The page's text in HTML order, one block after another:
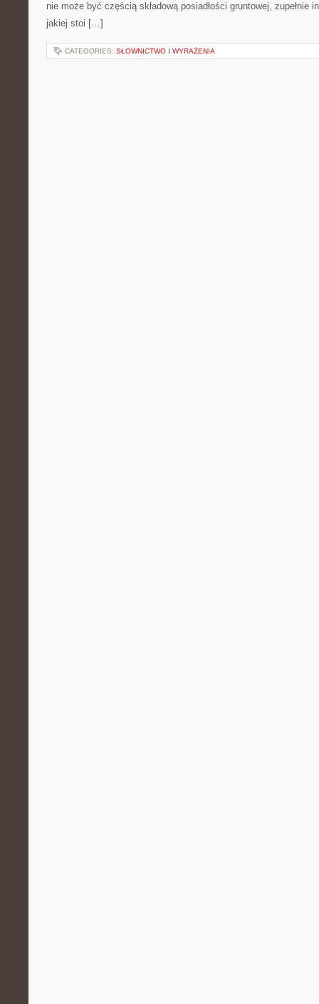
nie może być częścią składową posiadłości gruntowej, zupełnie
jakiej stoi […]
CATEGORIES: SŁOWNICTWO I WYRAŻENIA